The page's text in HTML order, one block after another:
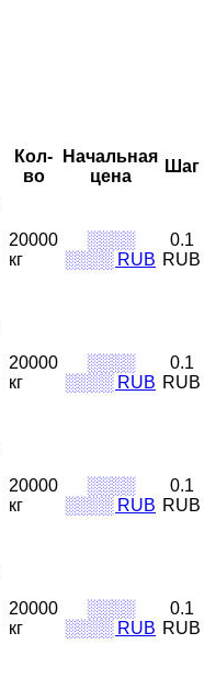
Кол-
во
Начальная
цена
Шаг
20000
кг
░░░░
░░░░ RUB
0.1
RUB
20000
кг
░░░░
░░░░ RUB
0.1
RUB
20000
кг
░░░░
░░░░ RUB
0.1
RUB
20000
кг
░░░░
░░░░ RUB
0.1
RUB